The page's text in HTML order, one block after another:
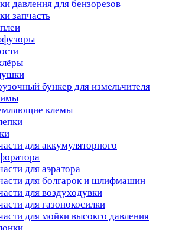
давления для бензорезов
запчасть
бункер для измельчителя
клемы
для аккумуляторного
для аэратора
для болгарок и шлифмашин
для воздуходувки
для газонокосилки
для мойки высокго давления